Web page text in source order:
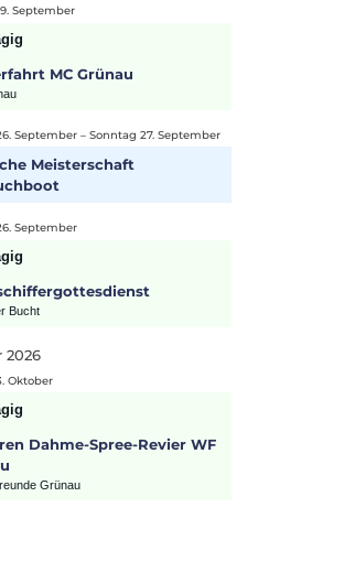
September
MC Grünau
September– Sonntag 27. September
Meisterschaft
September
Bucht
2026
Oktober
Dahme-Spree-Revier WF
Grünau